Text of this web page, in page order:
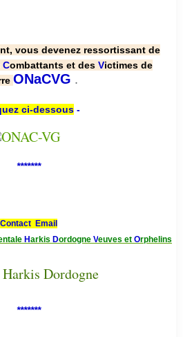
vous devenez ressortissant de
Combattants et des Victimes de
ONaCVG .
ci-dessous-
*******
Contact Email
Harkis Dordogne Veuves et Orphelins
*******